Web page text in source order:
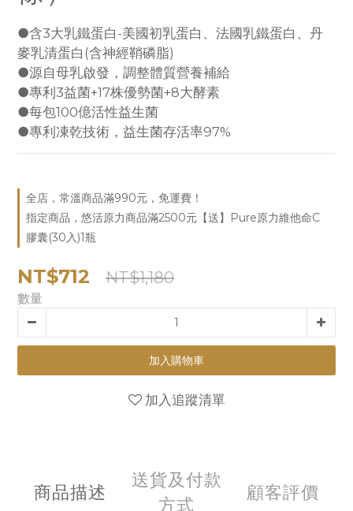
●含3大乳鐵蛋白-美國初乳蛋白、法國乳鐵蛋白、丹
麥乳清蛋白(含神經鞘磷脂)
●源自母乳啟發，調整體質營養補給
●專利3益菌+17株優勢菌+8大酵素
●每包100億活性益生菌
●專利凍乾技術，益生菌存活率97%
全店，常溫商品滿990元，免運費！
指定商品，悠活原力商品滿2500元【送】Pure原力維他命C
膠囊(30入)1瓶
NT$712 NT$1,180
數量
加入購物車
加入追蹤清單
商品描述
送貨及付款
方式
顧客評價